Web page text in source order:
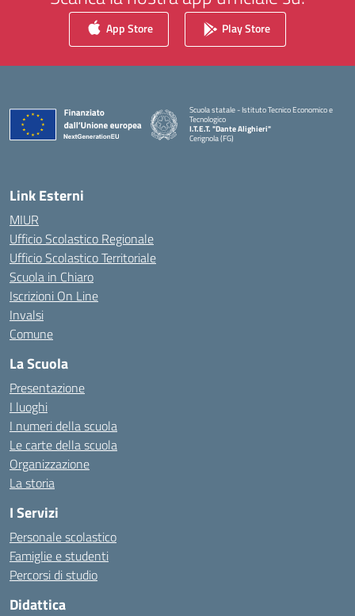
App Store Play Store
Scuola statale - Istituto Tecnico Economico e
Tecnologico
I.T.E.T. "Dante Alighieri"
Cerignola (FG)
— Visita la pagina iniziale della scuola
Link Esterni
MIUR
Ufficio Scolastico Regionale
Ufficio Scolastico Territoriale
Scuola in Chiaro
Iscrizioni On Line
Invalsi
Comune
La Scuola
Presentazione
I luoghi
I numeri della scuola
Le carte della scuola
Organizzazione
La storia
I Servizi
Personale scolastico
Famiglie e studenti
Percorsi di studio
Didattica